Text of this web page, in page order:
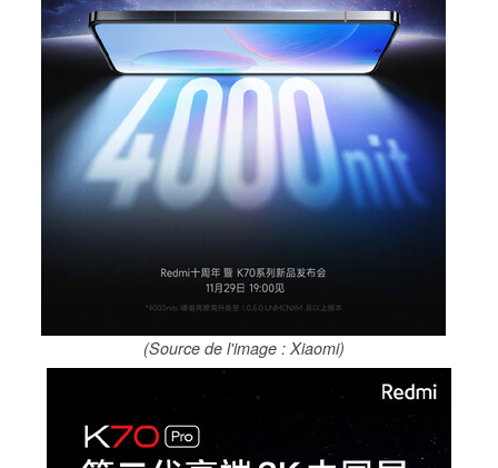
(Source de l'image : Xiaomi)